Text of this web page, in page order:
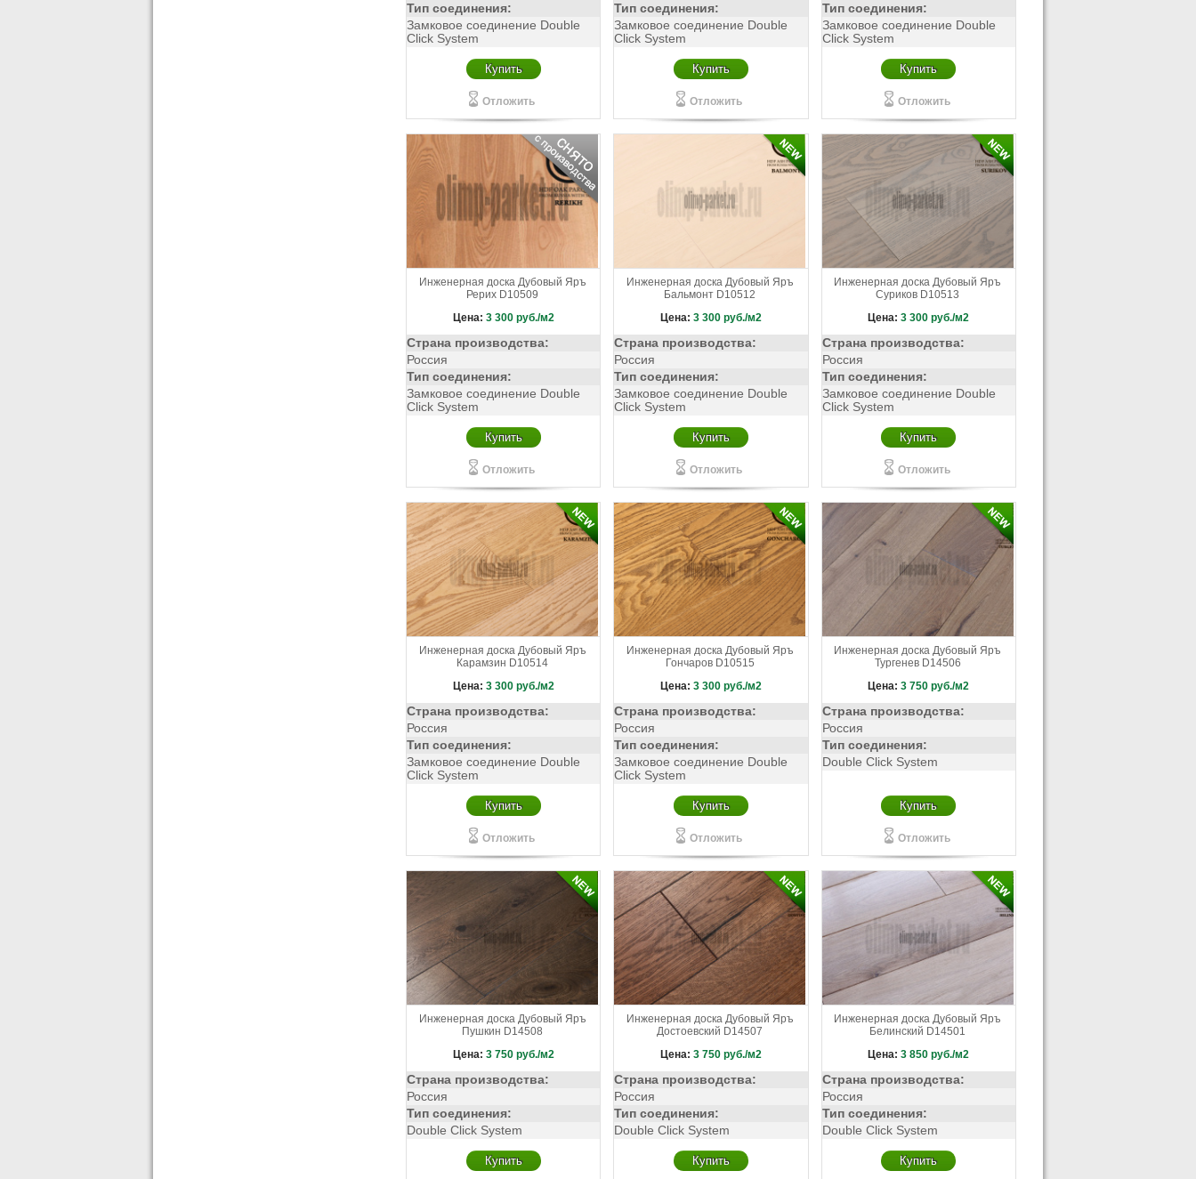
Тип соединения:
Замковое соединение Double
Click System
Купить
Отложить
Тип соединения:
Замковое соединение Double
Click System
Купить
Отложить
Тип соединения:
Замковое соединение Double
Click System
Купить
Отложить
Инженерная доска Дубовый Яръ
Рерих D10509
Цена: 3 300 руб./м2
Страна производства:
Россия
Тип соединения:
Замковое соединение Double
Click System
Купить
Отложить
Инженерная доска Дубовый Яръ
Бальмонт D10512
Цена: 3 300 руб./м2
Страна производства:
Россия
Тип соединения:
Замковое соединение Double
Click System
Купить
Отложить
Инженерная доска Дубовый Яръ
Суриков D10513
Цена: 3 300руб./м2
Страна производства:
Россия
Тип соединения:
Замковое соединение Double
Click System
Купить
Отложить
Инженерная доска Дубовый Яръ
Карамзин D10514
Цена: 3 300 руб./м2
Страна производства:
Россия
Тип соединения:
Замковое соединение Double
Click System
Купить
Отложить
Инженерная доска Дубовый Яръ
Гончаров D10515
Цена: 3 300 руб./м2
Страна производства:
Россия
Тип соединения:
Замковое соединение Double
Click System
Купить
Отложить
Инженерная доска Дубовый Яръ
Тургенев D14506
Цена: 3 750руб./м2
Страна производства:
Россия
Тип соединения:
Double Click System
Купить
Отложить
Инженерная доска Дубовый Яръ
Пушкин D14508
Цена: 3 750 руб./м2
Страна производства:
Россия
Тип соединения:
Double Click System
Купить
Инженерная доска Дубовый Яръ
Достоевский D14507
Цена: 3 750 руб./м2
Страна производства:
Россия
Тип соединения:
Double Click System
Купить
Инженерная доска Дубовый Яръ
Белинский D14501
Цена: 3 850руб./м2
Страна производства:
Россия
Тип соединения:
Double Click System
Купить